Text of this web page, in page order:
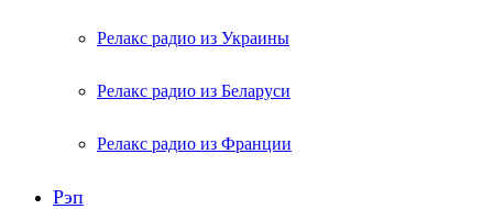
Релакс радио из Украины
Релакс радио из Беларуси
Релакс радио из Франции
Рэп